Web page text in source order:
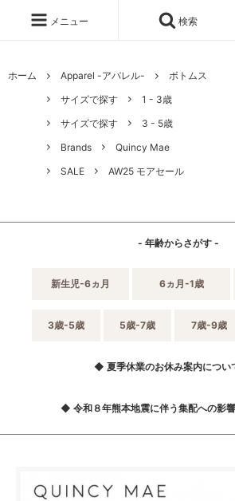
メニュー 検索
ホーム Apparel -アパレル-
ボトムス
サイズで探す
1 - 3歳
サイズで探す
3 - 5歳
Brands
Quincy Mae
SALE
AW25 モアセール
- 年齢からさがす -
新生児-6ヵ月 6ヵ月-1歳
3歳-5歳 5歳-7歳 7歳-9歳
◆ 夏季休業のお休み案内につい
◆ 令和８年熊本地震に伴う集配への影